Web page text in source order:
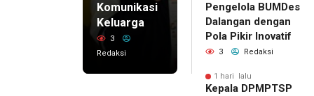
Komunikasi
Keluarga
3
Redaksi
Pengelola BUMDes
Dalangan dengan
Pola Pikir Inovatif
3 Redaksi
1 hari lalu
Kepala DPMPTSP